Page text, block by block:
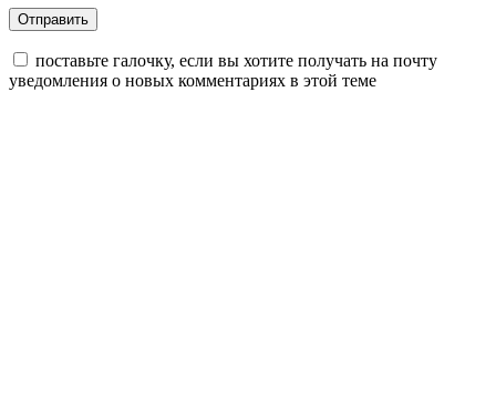
поставьте галочку, если вы хотите получать на почту
уведомления о новых комментариях в этой теме